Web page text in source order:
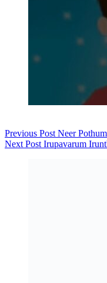
Previous Post Neer
Next Post Irupavarum